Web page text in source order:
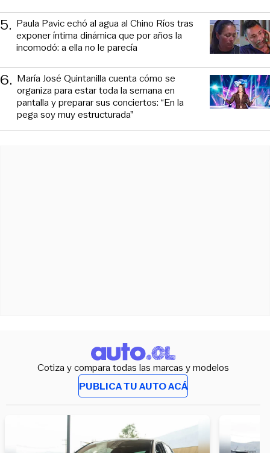
5. Paula Pavic echó al agua al Chino Ríos tras
exponer íntima dinámica que por años la
incomodó: a ella no le parecía
6. María José Quintanilla cuenta cómo se
organiza para estar toda la semana en
pantalla y preparar sus conciertos: “En la
pega soy muy estructurada”
Cotiza y compara todas las marcas y modelos
PUBLICA TU AUTO ACÁ